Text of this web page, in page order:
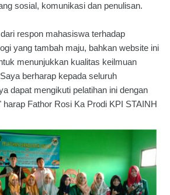
sosial, komunikasi dan penulisan.
respon mahasiswa terhadap
yang tambah maju, bahkan website ini
menunjukkan kualitas keilmuan
berharap kepada seluruh
dapat mengikuti pelatihan ini dengan
Fathor Rosi Ka Prodi KPI STAINH